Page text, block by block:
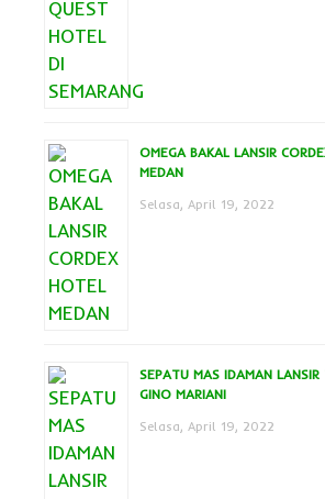
OMEGA BAKAL LANSIR
MEDAN
Selasa, April 19, 2022
SEPATU MAS IDAMAN LANSIR
GINO MARIANI
Selasa, April 19, 2022